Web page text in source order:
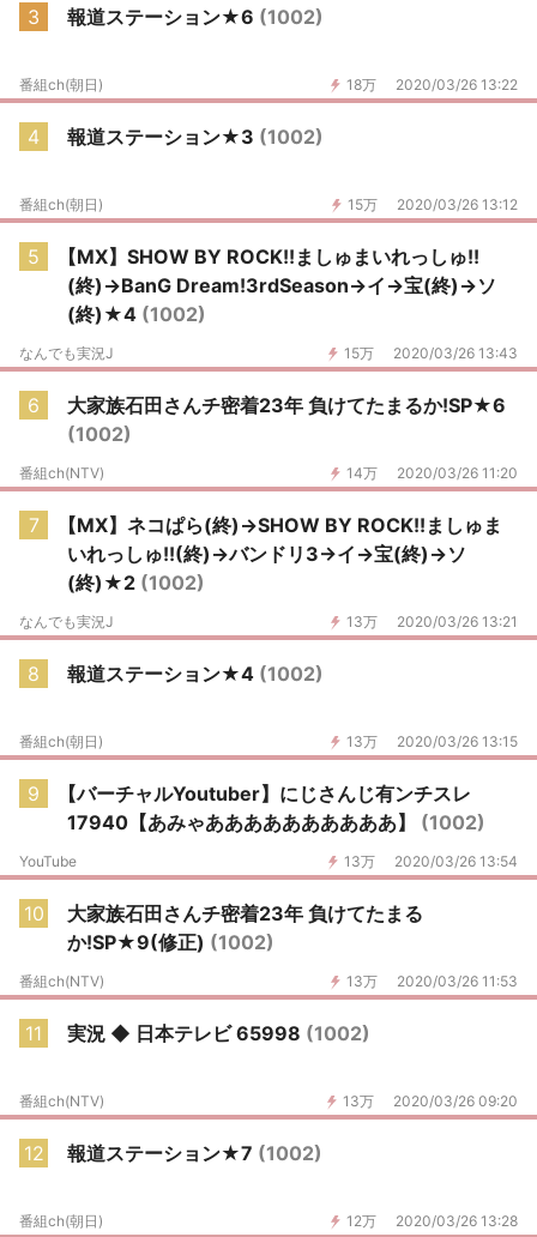
3 報道ステーション★6 (1002)
18万 2020/03/26 13:22
番組ch(朝日)
4 報道ステーション★3 (1002)
15万 2020/03/26 13:12
番組ch(朝日)
5
【MX】SHOW BY ROCK!!ましゅまいれっしゅ!!
(終)→BanG Dream!3rdSeason→イ→宝(終)→ソ
(終)★4 (1002)
15万 2020/03/26 13:43
なんでも実況J
6
大家族石田さんチ密着23年 負けてたまるか!SP★6
(1002)
14万 2020/03/26 11:20
番組ch(NTV)
7
【MX】ネコぱら(終)→SHOW BY ROCK!!ましゅま
いれっしゅ!!(終)→バンドリ3→イ→宝(終)→ソ
(終)★2 (1002)
13万 2020/03/26 13:21
なんでも実況J
8 報道ステーション★4 (1002)
13万 2020/03/26 13:15
番組ch(朝日)
9
【バーチャルYoutuber】にじさんじ有ンチスレ
17940【あみゃああああああああああ】 (1002)
13万 2020/03/26 13:54
YouTube
10
大家族石田さんチ密着23年 負けてたまる
か!SP★9(修正) (1002)
13万 2020/03/26 11:53
番組ch(NTV)
11 実況 ◆ 日本テレビ 65998 (1002)
13万 2020/03/26 09:20
番組ch(NTV)
12 報道ステーション★7 (1002)
12万 2020/03/26 13:28
番組ch(朝日)